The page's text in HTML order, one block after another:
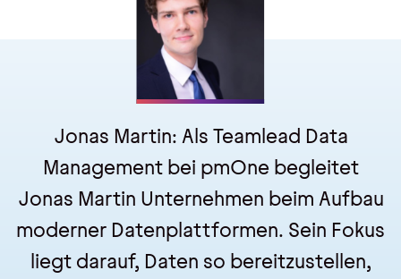
Jonas Martin: Als Teamlead Data
Management bei pmOne begleitet
Jonas Martin Unternehmen beim Aufbau
moderner Datenplattformen. Sein Fokus
liegt darauf, Daten so bereitzustellen,